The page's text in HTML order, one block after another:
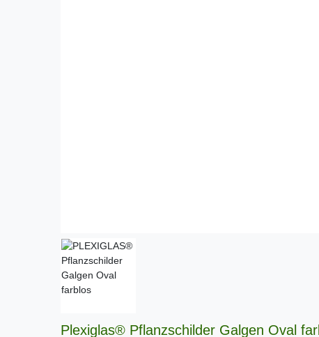
Plexiglas® Pflanzschilder Galgen Oval